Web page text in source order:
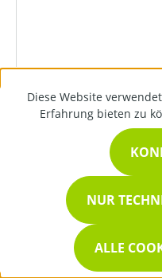
279,00 €*
Diese Website
Erfahrung bieten zu
NUR
ALLE